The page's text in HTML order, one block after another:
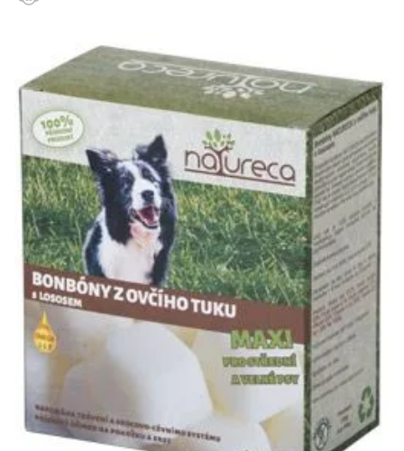
Klinika Veterix
777 319 516 (Po–Pá, 9–19h; So–Ne, 9–14h)
info@veterix.cz
E-shop Veterix
777 319 517 (Po–Pá, 8–15h)
eshop@veterix.cz